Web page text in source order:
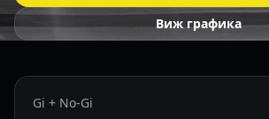
Виж графика
Gi + No-Gi